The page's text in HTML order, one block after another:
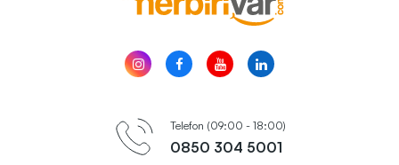
Telefon (09:00 - 18:00)
0850 304 5001